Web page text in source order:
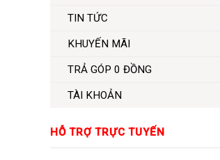
TIN TỨC
KHUYẾN MÃI
TRẢ GÓP 0 ĐỒNG
TÀI KHOẢN
HỖ TRỢ TRỰC TUYẾN